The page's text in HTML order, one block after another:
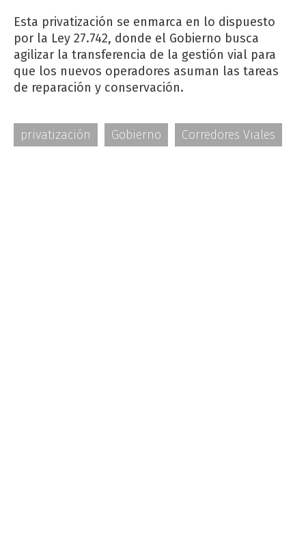
Esta privatización se enmarca en lo dispuesto
por la Ley 27.742, donde el Gobierno busca
agilizar la transferencia de la gestión vial para
que los nuevos operadores asuman las tareas
de reparación y conservación.
privatización Gobierno Corredores Viales